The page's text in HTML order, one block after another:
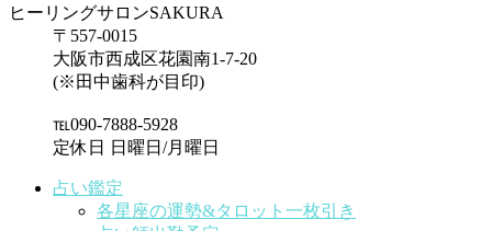
ヒーリングサロンSAKURA
〒557-0015
大阪市西成区花園南1-7-20
(※田中歯科が目印)
℡090-7888-5928
定休日 日曜日/月曜日
占い鑑定
各星座の運勢&タロット一枚引き